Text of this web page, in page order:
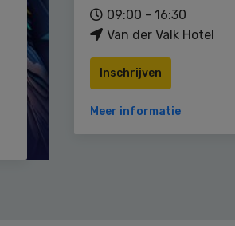
09:00 - 16:30
Van der Valk Hotel
Inschrijven
Meer informatie